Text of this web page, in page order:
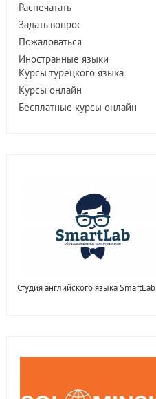
Распечатать
Задать вопрос
Пожаловаться
Иностранные языки
Курсы турецкого языка
Курсы онлайн
Бесплатные курсы онлайн
Студия английского языка SmartLab